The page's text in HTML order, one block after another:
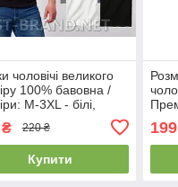
чоловічі великого
100% бавовна /
M-3XL - білі,
220 ₴
Купити
199